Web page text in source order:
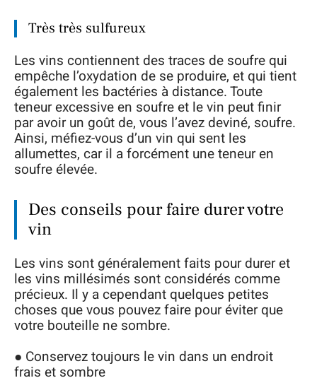
Très très sulfureux
Les vins contiennent des traces de soufre qui
empêche l’oxydation de se produire, et qui tient
également les bactéries à distance. Toute
teneur excessive en soufre et le vin peut finir
par avoir un goût de, vous l’avez deviné, soufre.
Ainsi, méfiez-vous d’un vin qui sent les
allumettes, car il a forcément une teneur en
soufre élevée.
Des conseils pour faire durer votre
vin
Les vins sont généralement faits pour durer et
les vins millésimés sont considérés comme
précieux. Il y a cependant quelques petites
choses que vous pouvez faire pour éviter que
votre bouteille ne sombre.
● Conservez toujours le vin dans un endroit
frais et sombre